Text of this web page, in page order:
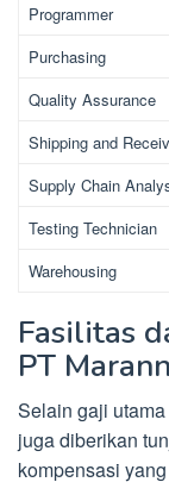
Programmer
Purchasing
Quality Assurance
Shipping and
Supply Chain
Testing Technician
Warehousing
Fasilitas
PT
Selain gaji
juga diberikan
kompensasi